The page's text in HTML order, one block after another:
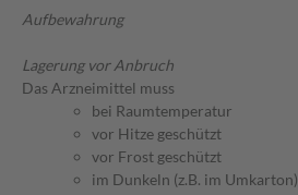
Aufbewahrung
Lagerung vor Anbruch
Das Arzneimittel muss
bei Raumtemperatur
vor Hitze geschützt
vor Frost geschützt
im Dunkeln (z.B. im Umkarton)